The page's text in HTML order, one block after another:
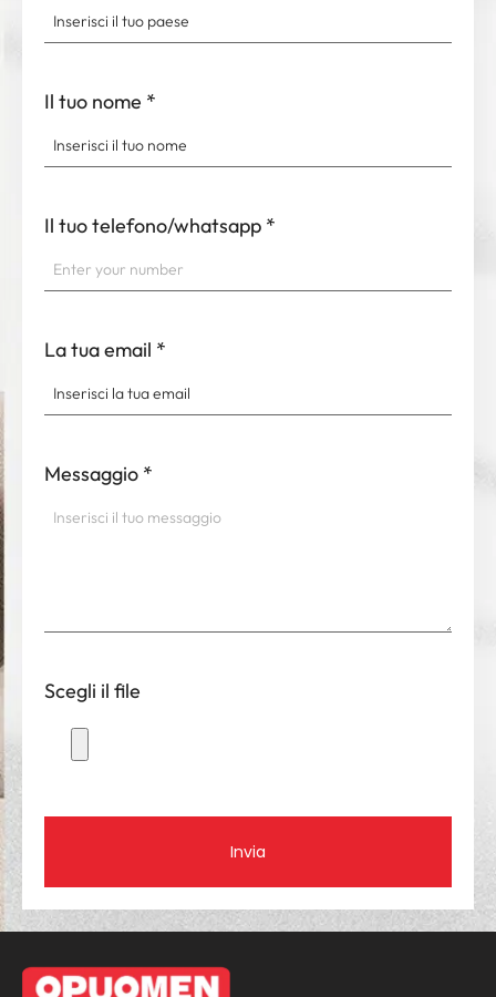
Il tuo nome *
Il tuo telefono/whatsapp *
La tua email *
Messaggio *
Scegli il file
Invia